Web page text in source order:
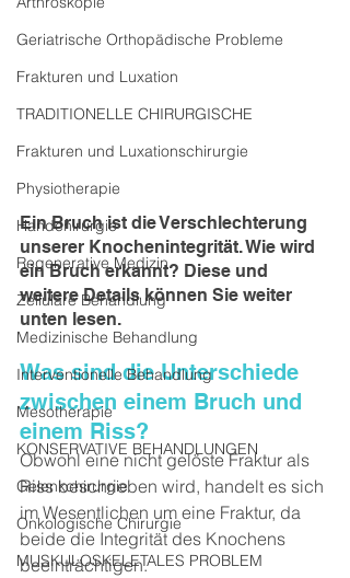
Geriatrische Orthopädische Probleme
Frakturen und Luxation
TRADITIONELLE CHIRURGISCHE
Frakturen und Luxationschirurgie
Physiotherapie
Handchirurgie
Regenerative Medizin
Zelluläre Behandlung
Medizinische Behandlung
Interventionelle Behandlung
Mesotherapie
KONSERVATIVE BEHANDLUNGEN
Gelenkchirurgie
Onkologische Chirurgie
MUSKULOSKELETALES PROBLEM
Ein Bruch ist die Verschlechterung
unserer Knochenintegrität. Wie wird
ein Bruch erkannt? Diese und
weitere Details können Sie weiter
unten lesen.
Was sind die Unterschiede
zwischen einem Bruch und
einem Riss?
Obwohl eine nicht gelöste Fraktur als
Riss beschrieben wird, handelt es sich
im Wesentlichen um eine Fraktur, da
beide die Integrität des Knochens
beeinträchtigen.